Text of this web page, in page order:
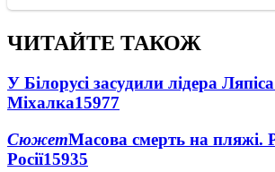
ЧИТАЙТЕ ТАКОЖ
У Білорусі засудили лідера
Міхалка15977
СюжетМасова смерть на
Росії15935